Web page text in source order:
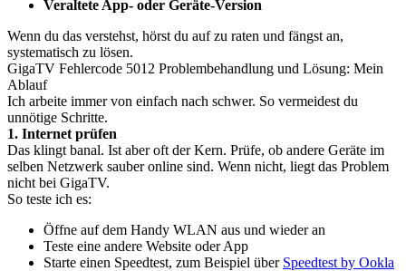
Veraltete App- oder Geräte-Version
Wenn du das verstehst, hörst du auf zu raten und fängst an,
systematisch zu lösen.
GigaTV Fehlercode 5012 Problembehandlung und Lösung: Mein
Ablauf
Ich arbeite immer von einfach nach schwer. So vermeidest du
unnötige Schritte.
1. Internet prüfen
Das klingt banal. Ist aber oft der Kern. Prüfe, ob andere Geräte im
selben Netzwerk sauber online sind. Wenn nicht, liegt das Problem
nicht bei GigaTV.
So teste ich es:
Öffne auf dem Handy WLAN aus und wieder an
Teste eine andere Website oder App
Starte einen Speedtest, zum Beispiel über Speedtest by Ookla